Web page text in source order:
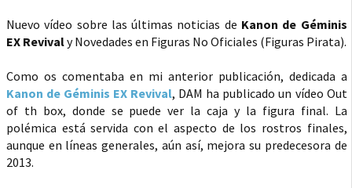
Nuevo vídeo sobre las últimas noticias de Kanon de Géminis
EX Revivaly Novedades en Figuras No Oficiales (Figuras Pirata).
Como os comentaba en mi anterior publicación, dedicada a
Kanon de Géminis EX Revival, DAM ha publicado un vídeo Out
of th box, donde se puede ver la caja y la figura final. La
polémica está servida con el aspecto de los rostros finales,
aunque en líneas generales, aún así, mejora su predecesora de
2013.